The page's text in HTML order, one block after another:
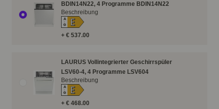
BDIN14N22, 4 Programme BDIN14N22
+ € 537.00
A
↑G E
Beschreibung
LAURUS Vollintegrierter Geschirrspüler
LSV60-4, 4 Programme LSV604
+ € 468.00
A
↑G E
Beschreibung